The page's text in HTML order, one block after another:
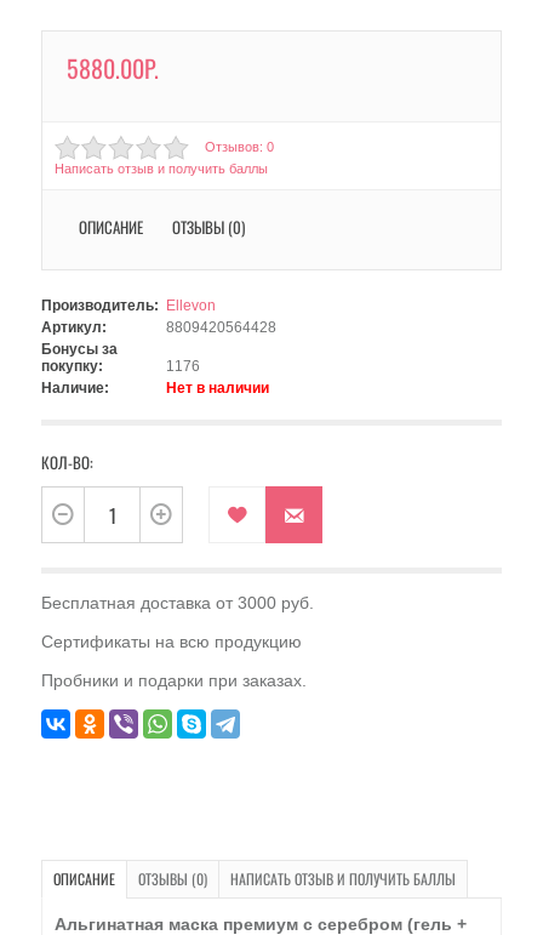
5880.00Р.
Отзывов: 0
Написать отзыв и получить баллы
ОПИСАНИЕ ОТЗЫВЫ (0)
Производитель:
Ellevon
Артикул:
8809420564428
Бонусы за
покупку:
1176
Наличие:
Нет в наличии
КОЛ-ВО:
Бесплатная доставка от 3000 руб.
Сертификаты на всю продукцию
Пробники и подарки при заказах.
ОПИСАНИЕ ОТЗЫВЫ (0) НАПИСАТЬ ОТЗЫВ И ПОЛУЧИТЬ БАЛЛЫ
Альгинатная маска премиум с серебром (гель +